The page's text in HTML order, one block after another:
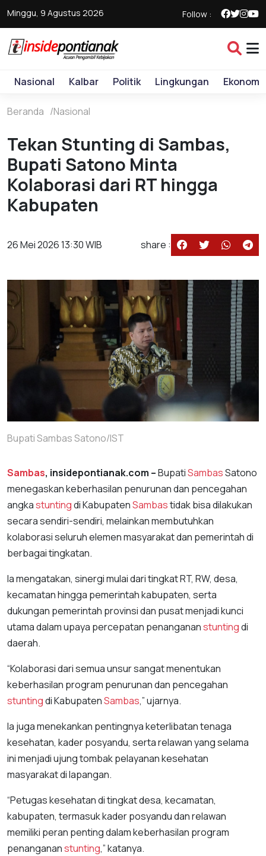
Minggu, 9 Agustus 2026 Follow :
Nasional Kalbar Politik Lingkungan Ekonomi
Beranda Nasional
Tekan Stunting di Sambas,
Bupati Satono Minta
Kolaborasi dari RT hingga
Kabupaten
26 Mei 2026 13:30 WIB share :
Bupati Sambas Satono/IST
Sambas, insidepontianak.com –BupatiSambasSatono
menegaskan keberhasilan penurunan dan pencegahan
angkastuntingdi KabupatenSambastidak bisa dilakukan
secara sendiri-sendiri, melainkan membutuhkan
kolaborasi seluruh elemen masyarakat dan pemerintah di
berbagai tingkatan.
Ia mengatakan, sinergi mulai dari tingkat RT, RW, desa,
kecamatan hingga pemerintah kabupaten, serta
dukungan pemerintah provinsi dan pusat menjadi kunci
utama dalam upaya percepatan penangananstuntingdi
daerah.
“Kolaborasi dari semua unsur sangat menentukan
keberhasilan program penurunan dan pencegahan
stuntingdi KabupatenSambas,” ujarnya.
Ia juga menekankan pentingnya keterlibatan tenaga
kesehatan, kader posyandu, serta relawan yang selama
ini menjadi ujung tombak pelayanan kesehatan
masyarakat di lapangan.
“Petugas kesehatan di tingkat desa, kecamatan,
kabupaten, termasuk kader posyandu dan relawan
memiliki peran penting dalam keberhasilan program
penangananstunting,” katanya.